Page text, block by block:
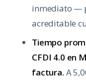
inmediato —
acreditable
Tiempo
CFDI 4.0 en
factura. A